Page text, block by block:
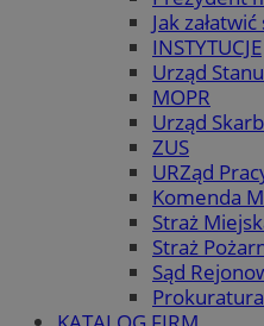
Jak
INSTYTUCJE
Urząd
MOPR
Urząd
ZUS
URZąd
Komenda
Straż
Straż
Sąd